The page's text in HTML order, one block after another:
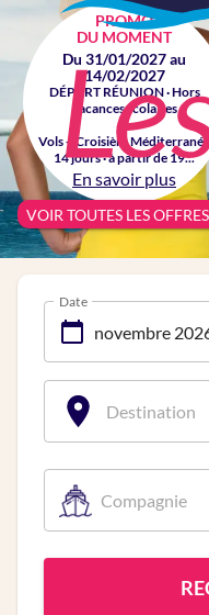
PROMO
DU MOMENT
Du 31/01/2027 au
14/02/2027
DÉPART RÉUNION · Hors
vacances scolaires
Vols + Croisière Méditerranée
14 jours · à partir de 19...
En savoir plus
VOIR TOUTES LES OFFRES
Date
Destination
Compagnie